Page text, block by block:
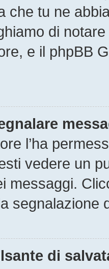
che tu ne
di
e il phpBB
l’ha
vedere un
messaggi.
segnalazione
di